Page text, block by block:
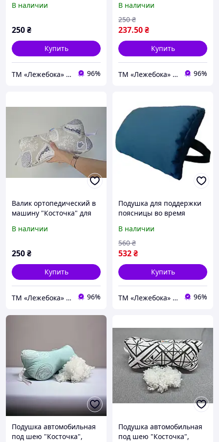
машину 35х15 см
В наличии
250₴
Купить
ТМ «Лежебока» - текстиль и спецтовары 96%
холлофайбер
В наличии
237.50₴
250 ₴
Купить
ТМ «Лежебока» - текстиль и спецтовары 96%
Валик ортопедический в
машину "Косточка" для
Лежебока, шейный валик
В наличии
250₴
Купить
ТМ «Лежебока» - текстиль и спецтовары 96%
Подушка для поддержки
поясницы во время
Лежебока
В наличии
532₴
560 ₴
Купить
ТМ «Лежебока» - текстиль и спецтовары 96%
Подушка автомобильная
под шею "Косточка",
Подушка автомобильная
под шею "Косточка",